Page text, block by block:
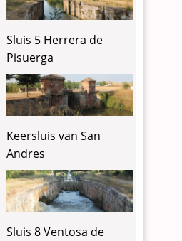
Sluis 5 Herrera de
Pisuerga
Keersluis van San
Andres
Sluis 8 Ventosa de